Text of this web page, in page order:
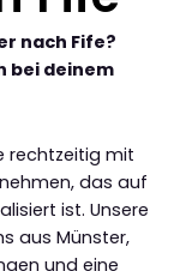
nach Fife?
bei deinem
rechtzeitig mit
das auf
ist. Unsere
aus Münster,
und eine